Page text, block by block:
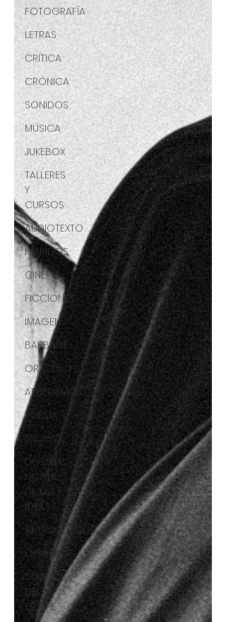
FOTOGRAFÍA
LETRAS
CRÍTICA
CRÓNICA
SONIDOS
MÚSICA
JUKEBOX
TALLERES
Y
CURSOS
AUDIOTEXTO
HÍBRIDOS
CINE
FICCIONES
IMAGEN
BARBARIE
ORÁCULO
AFUERISMOS
POESÍA
ENSAYO
DOSSIER
NOCHE
DE LAS
IDEAS
ANTROPOLOGÍA
OPINIÓN
50 AÑOS
DEL
GOLPE